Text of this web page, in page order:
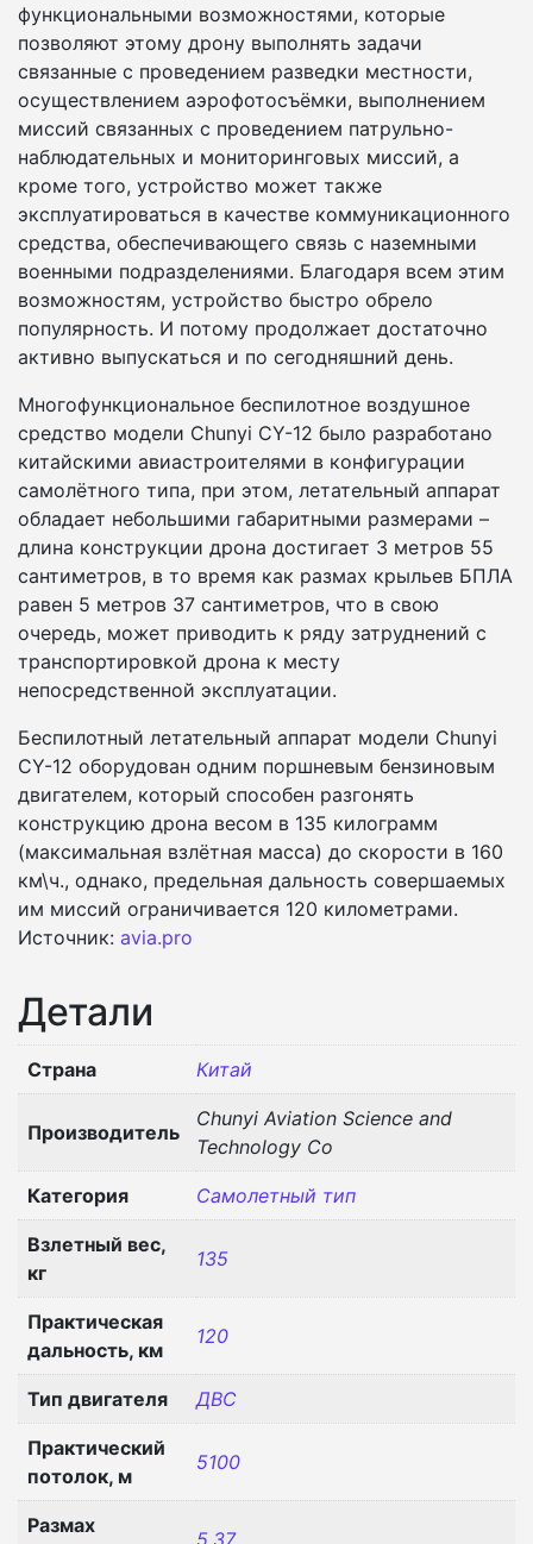
функциональными возможностями, которые
позволяют этому дрону выполнять задачи
связанные с проведением разведки местности,
осуществлением аэрофотосъёмки, выполнением
миссий связанных с проведением патрульно-
наблюдательных и мониторинговых миссий, а
кроме того, устройство может также
эксплуатироваться в качестве коммуникационного
средства, обеспечивающего связь с наземными
военными подразделениями. Благодаря всем этим
возможностям, устройство быстро обрело
популярность. И потому продолжает достаточно
активно выпускаться и по сегодняшний день.
Многофункциональное беспилотное воздушное
средство модели Chunyi CY-12 было разработано
китайскими авиастроителями в конфигурации
самолётного типа, при этом, летательный аппарат
обладает небольшими габаритными размерами –
длина конструкции дрона достигает 3 метров 55
сантиметров, в то время как размах крыльев БПЛА
равен 5 метров 37 сантиметров, что в свою
очередь, может приводить к ряду затруднений с
транспортировкой дрона к месту
непосредственной эксплуатации.
Беспилотный летательный аппарат модели Chunyi
CY-12 оборудован одним поршневым бензиновым
двигателем, который способен разгонять
конструкцию дрона весом в 135 килограмм
(максимальная взлётная масса) до скорости в 160
км\ч., однако, предельная дальность совершаемых
им миссий ограничивается 120 километрами.
Источник: avia.pro
Детали
Страна Китай
Производитель
Chunyi Aviation Science and
Technology Co
Категория Самолетный тип
Взлетный вес,
кг
135
Практическая
дальность, км
120
Тип двигателя ДВС
Практический
потолок, м
5100
Размах